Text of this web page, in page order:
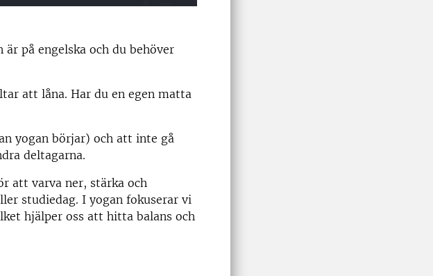
på engelska och du behöver
att låna. Har du en egen matta
yogan börjar) och att inte gå
deltagarna.
att varva ner, stärka och
studiedag. I yogan fokuserar vi
hjälper oss att hitta balans och